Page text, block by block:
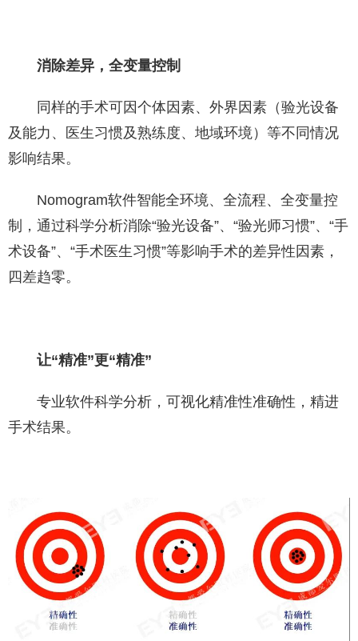
消除差异，全变量控制
同样的手术可因个体因素、外界因素（验光设备
及能力、医生习惯及熟练度、地域环境）等不同情况
影响结果。
Nomogram软件智能全环境、全流程、全变量控
制，通过科学分析消除“验光设备”、“验光师习惯”、“手
术设备”、“手术医生习惯”等影响手术的差异性因素，
四差趋零。
让“精准”更“精准”
专业软件科学分析，可视化精准性准确性，精进
手术结果。